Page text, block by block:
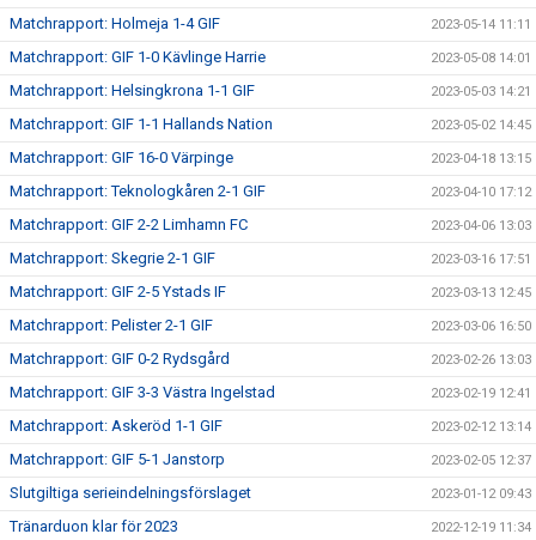
Matchrapport: Holmeja 1-4 GIF 2023-05-14 11:11
Matchrapport: GIF 1-0 Kävlinge Harrie 2023-05-08 14:01
Matchrapport: Helsingkrona 1-1 GIF 2023-05-03 14:21
Matchrapport: GIF 1-1 Hallands Nation 2023-05-02 14:45
Matchrapport: GIF 16-0 Värpinge 2023-04-18 13:15
Matchrapport: Teknologkåren 2-1 GIF 2023-04-10 17:12
Matchrapport: GIF 2-2 Limhamn FC 2023-04-06 13:03
Matchrapport: Skegrie 2-1 GIF 2023-03-16 17:51
Matchrapport: GIF 2-5 Ystads IF 2023-03-13 12:45
Matchrapport: Pelister 2-1 GIF 2023-03-06 16:50
Matchrapport: GIF 0-2 Rydsgård 2023-02-26 13:03
Matchrapport: GIF 3-3 Västra Ingelstad 2023-02-19 12:41
Matchrapport: Askeröd 1-1 GIF 2023-02-12 13:14
Matchrapport: GIF 5-1 Janstorp 2023-02-05 12:37
Slutgiltiga serieindelningsförslaget 2023-01-12 09:43
Tränarduon klar för 2023 2022-12-19 11:34